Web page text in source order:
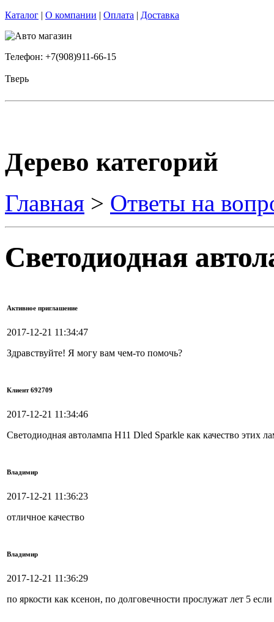
Каталог | О компании | Оплата | Доставка
Телефон: +7(908)911-66-15
Тверь
Дерево категорий
Главная > Ответы на
Светодиодная
Активное приглашение
2017-12-21 11:34:47
Здравствуйте! Я могу вам чем-то помочь?
Клиент 692709
2017-12-21 11:34:46
Светодиодная автолампа H11 Dled Sparkle как качество этих
Владимир
2017-12-21 11:36:23
отличное качество
Владимир
2017-12-21 11:36:29
по яркости как ксенон, по долговечности прослужат лет 5